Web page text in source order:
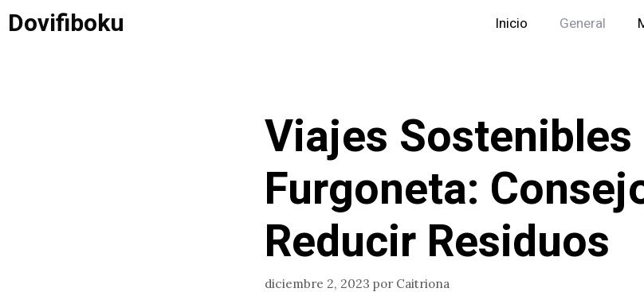
Saltar
alDovifiboku Inicio General
Viajes Sostenibles
Furgoneta:
Reducir Residuos
diciembre 2, 2023 por Caitriona